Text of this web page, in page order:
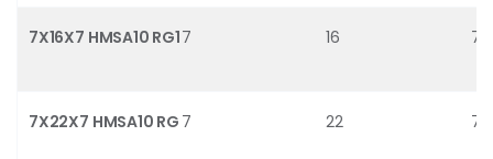
7X16X7 HMSA10 RG17 16 7
7X22X7 HMSA10 RG 7 22 7